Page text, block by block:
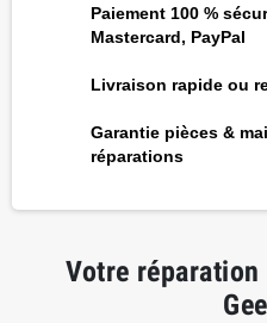
Paiement 100 %
Mastercard, PayPal
Livraison rapide ou
Garantie pièces &
réparations
Votre réparation